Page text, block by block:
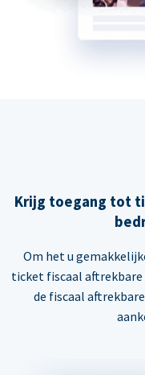
Krijg toegang tot
Om het u
ticket fiscaal aftrekbare
de fiscaal